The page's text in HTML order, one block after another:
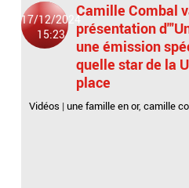
17/12/2024
15:23
Camille Combal
présentation
une émission
quelle star de la
place
Vidéos |une famille en or,camille